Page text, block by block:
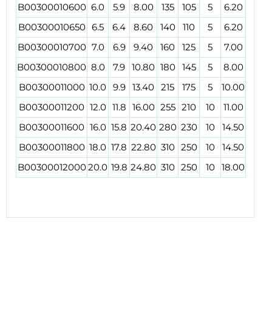
B00300010600 6.0 5.9 8.00 135 105 5
6.20
B00300010650 6.5 6.4 8.60 140 110 5
6.20
B00300010700 7.0 6.9 9.40 160 125 5
7.00
B00300010800 8.0 7.9 10.80 180 145 5
8.00
B00300011000 10.0 9.9 13.40 215 175 5
10.00
B00300011200 12.0 11.8 16.00 255 210 10
11.00
B00300011600 16.0 15.8 20.40 280 230 10
14.50
B00300011800 18.0 17.8 22.80 310 250 10
14.50
B0030001200020.0 19.8 24.80 310 250 10 18.00